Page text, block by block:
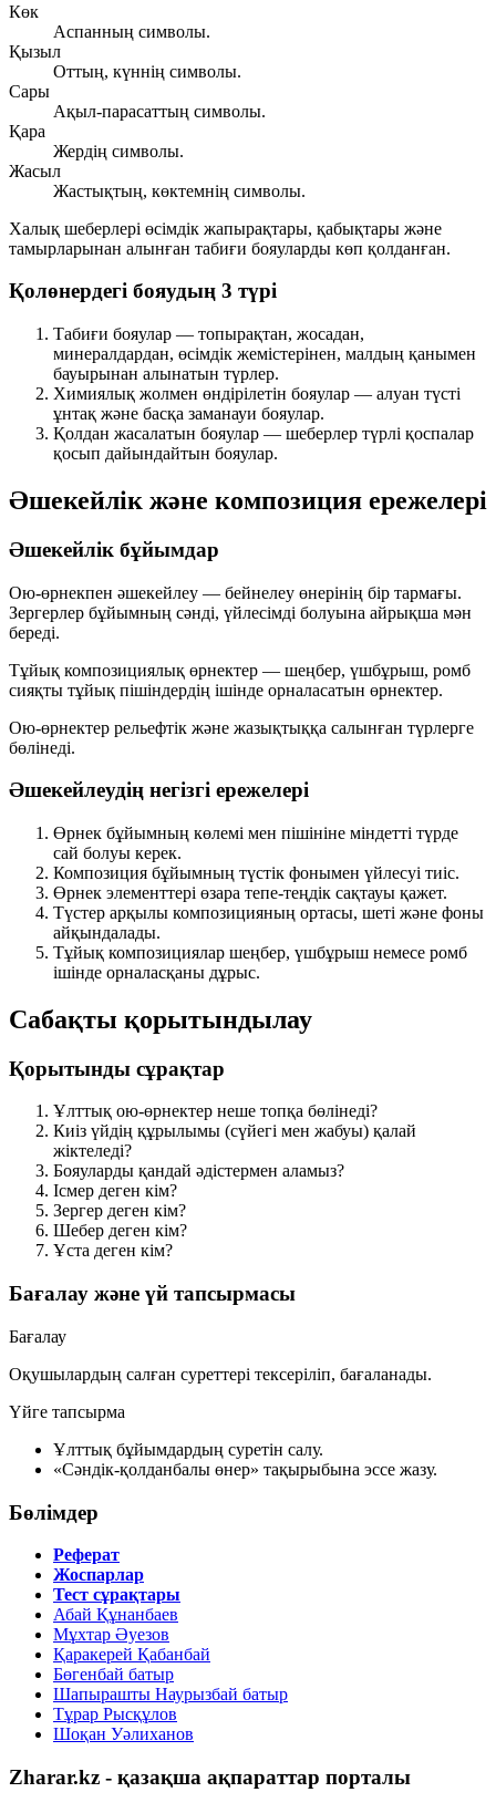
Көк
Аспанның символы.
Қызыл
Оттың, күннің символы.
Сары
Ақыл-парасаттың символы.
Қара
Жердің символы.
Жасыл
Жастықтың, көктемнің символы.
Халық шеберлері өсімдік жапырақтары, қабықтары және
тамырларынан алынған табиғи бояуларды көп қолданған.
Қолөнердегі бояудың 3 түрі
Табиғи бояулар — топырақтан, жосадан,
минералдардан, өсімдік жемістерінен, малдың қанымен
бауырынан алынатын түрлер.
Химиялық жолмен өндірілетін бояулар — алуан түсті
ұнтақ және басқа заманауи бояулар.
Қолдан жасалатын бояулар — шеберлер түрлі қоспалар
қосып дайындайтын бояулар.
Әшекейлік және композиция ережелері
Әшекейлік бұйымдар
Ою-өрнекпен әшекейлеу — бейнелеу өнерінің бір тармағы.
Зергерлер бұйымның сәнді, үйлесімді болуына айрықша мән
береді.
Тұйық композициялық өрнектер — шеңбер, үшбұрыш, ромб
сияқты тұйық пішіндердің ішінде орналасатын өрнектер.
Ою-өрнектер рельефтік және жазықтыққа салынған түрлерге
бөлінеді.
Әшекейлеудің негізгі ережелері
Өрнек бұйымның көлемі мен пішініне міндетті түрде
сай болуы керек.
Композиция бұйымның түстік фонымен үйлесуі тиіс.
Өрнек элементтері өзара тепе-теңдік сақтауы қажет.
Түстер арқылы композицияның ортасы, шеті және фоны
айқындалады.
Тұйық композициялар шеңбер, үшбұрыш немесе ромб
ішінде орналасқаны дұрыс.
Сабақты қорытындылау
Қорытынды сұрақтар
Ұлттық ою-өрнектер неше топқа бөлінеді?
Киіз үйдің құрылымы (сүйегі мен жабуы) қалай
жіктеледі?
Бояуларды қандай әдістермен аламыз?
Ісмер деген кім?
Зергер деген кім?
Шебер деген кім?
Ұста деген кім?
Бағалау және үй тапсырмасы
Бағалау
Оқушылардың салған суреттері тексеріліп, бағаланады.
Үйге тапсырма
Ұлттық бұйымдардың суретін салу.
«Сәндік-қолданбалы өнер» тақырыбына эссе жазу.
Бөлімдер
Реферат
Жоспарлар
Тест сұрақтары
Абай Құнанбаев
Мұхтар Әуезов
Қаракерей Қабанбай
Бөгенбай батыр
Шапырашты Наурызбай батыр
Тұрар Рысқұлов
Шоқан Уәлиханов
Zharar.kz - қазақша ақпараттар порталы